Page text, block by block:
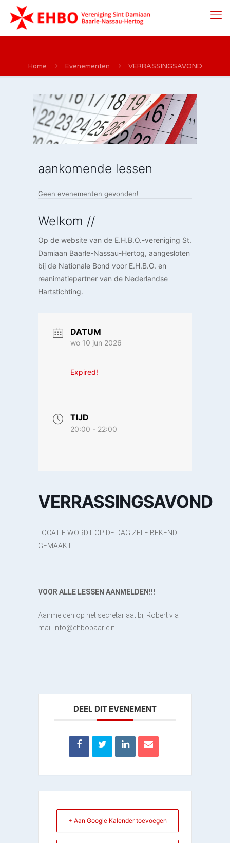
Home Evenementen VERRASSINGSAVOND
aankomende lessen
Geen evenementen gevonden!
Welkom //
Op de website van de E.H.B.O.-vereniging St.
Damiaan Baarle-Nassau-Hertog, aangesloten
bij de Nationale Bond voor E.H.B.O. en
reanimatiepartner van de Nederlandse
Hartstichting.
DATUM
wo 10 jun 2026
Expired!
TIJD
20:00 - 22:00
VERRASSINGSAVOND
LOCATIE WORDT OP DE DAG ZELF BEKEND
GEMAAKT
VOOR ALLE LESSEN AANMELDEN!!!
Aanmelden op het secretariaat bij Robert via
mail info@ehbobaarle.nl
DEEL DIT EVENEMENT
+ Aan Google Kalender toevoegen